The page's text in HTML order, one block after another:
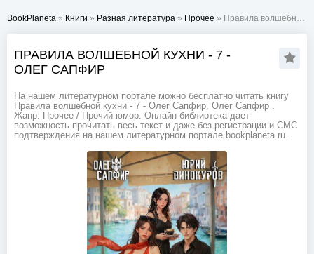
BookPlaneta » Книги » Разная литература » Прочее » Правила волшебной кухни - 7 - Олег Сапфир
ПРАВИЛА ВОЛШЕБНОЙ КУХНИ - 7 -
ОЛЕГ САПФИР
На нашем литературном портале можно бесплатно читать книгу
Правила волшебной кухни - 7 - Олег Сапфир, Олег Сапфир .
Жанр: Прочее / Прочий юмор. Онлайн библиотека дает
возможность прочитать весь текст и даже без регистрации и СМС
подтверждения на нашем литературном портале bookplaneta.ru.